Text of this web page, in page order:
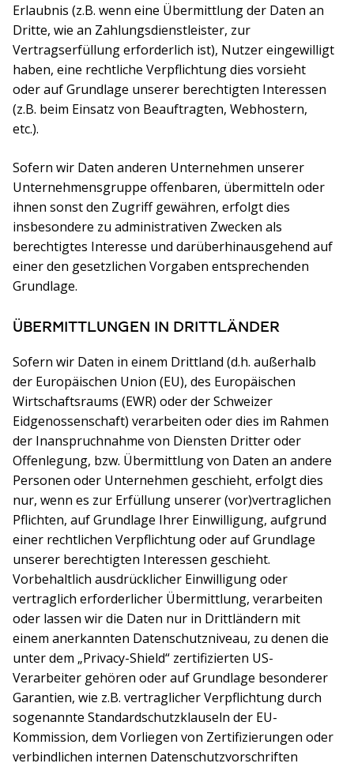
Erlaubnis (z.B. wenn eine Übermittlung der Daten an
Dritte, wie an Zahlungsdienstleister, zur
Vertragserfüllung erforderlich ist), Nutzer eingewilligt
haben, eine rechtliche Verpflichtung dies vorsieht
oder auf Grundlage unserer berechtigten Interessen
(z.B. beim Einsatz von Beauftragten, Webhostern,
etc.).
Sofern wir Daten anderen Unternehmen unserer
Unternehmensgruppe offenbaren, übermitteln oder
ihnen sonst den Zugriff gewähren, erfolgt dies
insbesondere zu administrativen Zwecken als
berechtigtes Interesse und darüberhinausgehend auf
einer den gesetzlichen Vorgaben entsprechenden
Grundlage.
ÜBERMITTLUNGEN IN DRITTLÄNDER
Sofern wir Daten in einem Drittland (d.h. außerhalb
der Europäischen Union (EU), des Europäischen
Wirtschaftsraums (EWR) oder der Schweizer
Eidgenossenschaft) verarbeiten oder dies im Rahmen
der Inanspruchnahme von Diensten Dritter oder
Offenlegung, bzw. Übermittlung von Daten an andere
Personen oder Unternehmen geschieht, erfolgt dies
nur, wenn es zur Erfüllung unserer (vor)vertraglichen
Pflichten, auf Grundlage Ihrer Einwilligung, aufgrund
einer rechtlichen Verpflichtung oder auf Grundlage
unserer berechtigten Interessen geschieht.
Vorbehaltlich ausdrücklicher Einwilligung oder
vertraglich erforderlicher Übermittlung, verarbeiten
oder lassen wir die Daten nur in Drittländern mit
einem anerkannten Datenschutzniveau, zu denen die
unter dem „Privacy-Shield“ zertifizierten US-
Verarbeiter gehören oder auf Grundlage besonderer
Garantien, wie z.B. vertraglicher Verpflichtung durch
sogenannte Standardschutzklauseln der EU-
Kommission, dem Vorliegen von Zertifizierungen oder
verbindlichen internen Datenschutzvorschriften